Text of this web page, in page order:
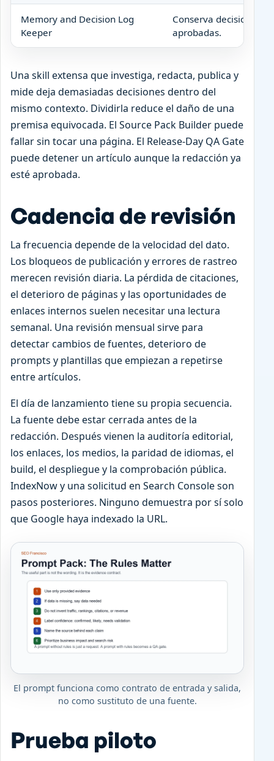
Memory and Decision Log
Keeper
Conserva decisiones,
aprobadas.
Una skill extensa que investiga, redacta, publica y
mide deja demasiadas decisiones dentro del
mismo contexto. Dividirla reduce el daño de una
premisa equivocada. El Source Pack Builder puede
fallar sin tocar una página. El Release-Day QA Gate
puede detener un artículo aunque la redacción ya
esté aprobada.
Cadencia de revisión
La frecuencia depende de la velocidad del dato.
Los bloqueos de publicación y errores de rastreo
merecen revisión diaria. La pérdida de citaciones,
el deterioro de páginas y las oportunidades de
enlaces internos suelen necesitar una lectura
semanal. Una revisión mensual sirve para
detectar cambios de fuentes, deterioro de
prompts y plantillas que empiezan a repetirse
entre artículos.
El día de lanzamiento tiene su propia secuencia.
La fuente debe estar cerrada antes de la
redacción. Después vienen la auditoría editorial,
los enlaces, los medios, la paridad de idiomas, el
build, el despliegue y la comprobación pública.
IndexNow y una solicitud en Search Console son
pasos posteriores. Ninguno demuestra por sí solo
que Google haya indexado la URL.
El prompt funciona como contrato de entrada y salida,
no como sustituto de una fuente.
Prueba piloto